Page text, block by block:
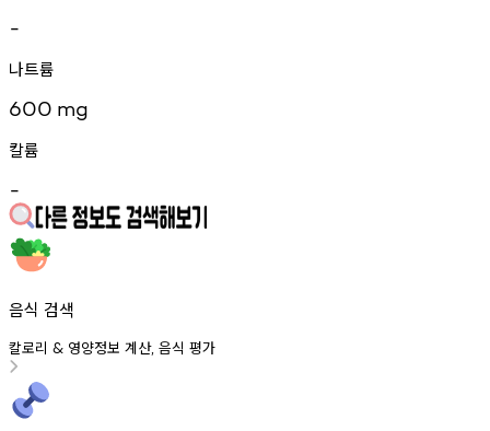
-
나트륨
600 mg
칼륨
-
음식 검색
칼로리 & 영양정보 계산, 음식 평가